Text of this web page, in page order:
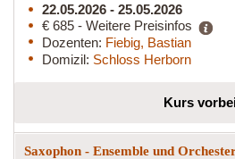
22.05.2026 - 25.05.2026
€ 685 - Weitere Preisinfos
Dozenten: Fiebig, Bastian
Domizil: Schloss Herborn
Kurs
Saxophon - Ensemble und